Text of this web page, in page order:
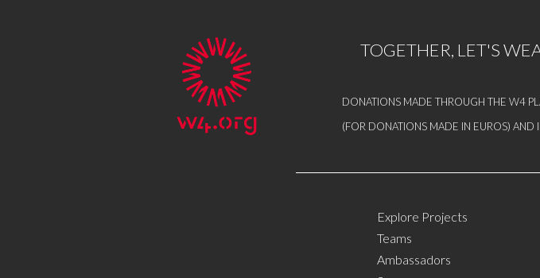
TOGETHER, LET'S
DONATIONS MADE THROUGH THE W4
(FOR DONATIONS MADE IN EUROS) AND
Explore Projects
Teams
Ambassadors